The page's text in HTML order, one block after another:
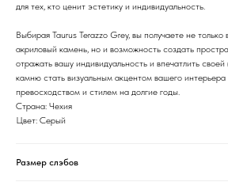
для тех, кто ценит эстетику и индивидуальность.
Выбирая Taurus Terazzo Grey, вы получаете не только
акриловый камень, но и возможность создать
отражать вашу индивидуальность и впечатлить
камню стать визуальным акцентом вашего
превосходством и стилем на долгие годы.
Страна: Чехия
Цвет: Серый
Размер слэбов